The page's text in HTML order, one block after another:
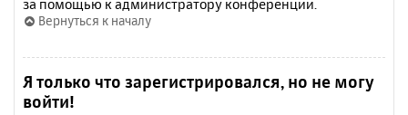
за помощью к администратору конференции.
Вернуться к началу
Я только что зарегистрировался, но не могу
войти!